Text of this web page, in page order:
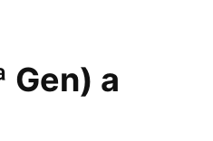
Gen) a